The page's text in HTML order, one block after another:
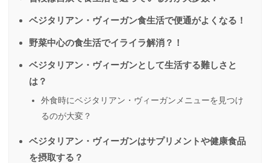
ベジタリアン・ヴィーガン食生活で便通がよくなる！
野菜中心の食生活でイライラ解消？！
ベジタリアン・ヴィーガンとして生活する難しさと
は？
外食時にベジタリアン・ヴィーガンメニューを見つけ
るのが大変？
ベジタリアン・ヴィーガンはサプリメントや健康食品
を摂取する？